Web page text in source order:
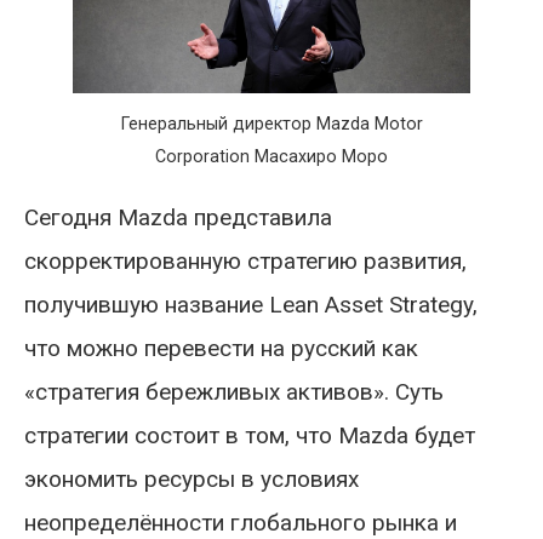
Генеральный директор Mazda Motor
Corporation Масахиро Моро
Сегодня Mazda представила
скорректированную стратегию развития,
получившую название Lean Asset Strategy,
что можно перевести на русский как
«стратегия бережливых активов». Суть
стратегии состоит в том, что Mazda будет
экономить ресурсы в условиях
неопределённости глобального рынка и